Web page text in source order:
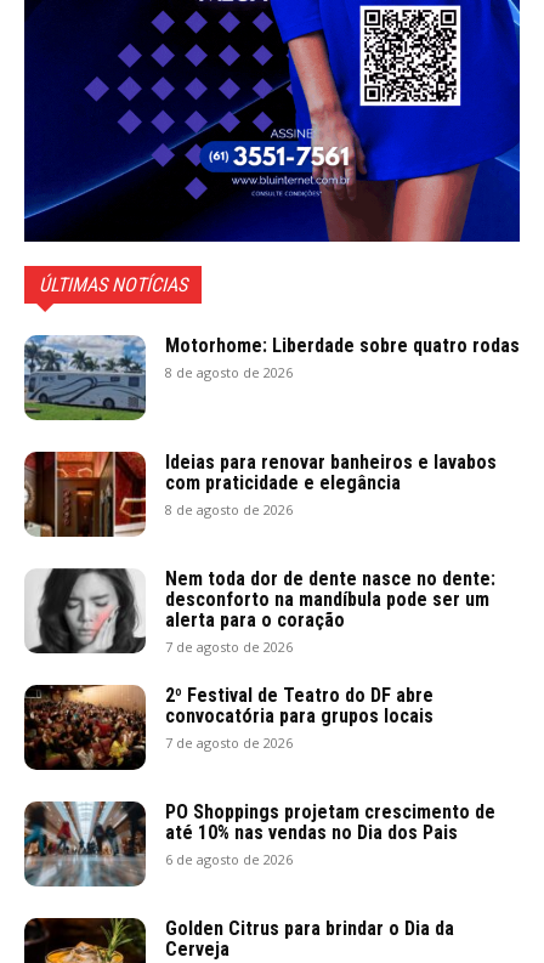
ÚLTIMAS NOTÍCIAS
Motorhome: Liberdade sobre quatro rodas
8 de agosto de 2026
Ideias para renovar banheiros e lavabos
com praticidade e elegância
8 de agosto de 2026
Nem toda dor de dente nasce no dente:
desconforto na mandíbula pode ser um
alerta para o coração
7 de agosto de 2026
2º Festival de Teatro do DF abre
convocatória para grupos locais
7 de agosto de 2026
PO Shoppings projetam crescimento de
até 10% nas vendas no Dia dos Pais
6 de agosto de 2026
Golden Citrus para brindar o Dia da
Cerveja